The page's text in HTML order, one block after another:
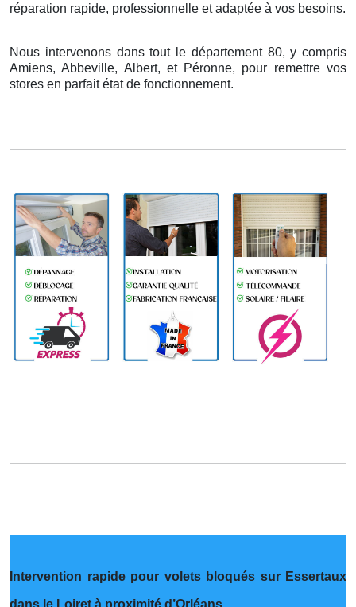
réparation rapide, professionnelle et adaptée à vos besoins.
Nous intervenons dans tout le département 80, y compris
Amiens, Abbeville, Albert, et Péronne, pour remettre vos
stores en parfait état de fonctionnement.
Intervention rapide pour volets bloqués sur Essertaux
dans le Loiret à proximité d’Orléans